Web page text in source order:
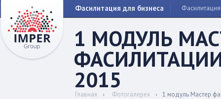
Фасилитация для бизнеса Фасилитация
1 МОДУЛЬ
2015
Главная Фотогалерея 1 модуль Мастер